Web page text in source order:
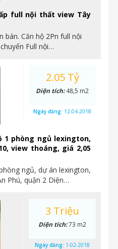
full nội thất view Tây
bán. Căn hộ 2Pn full nội
Full nội…
1 phòng ngủ lexington,
view thoáng, giá 2,05
ngủ, dự án lexington,
Phú, quận 2 Diện…
2.05 Tỷ
Diện tích:48,5 m2
Ngày đăng: 12-04-2018
3 Triệu
Diện tích:73 m2
Ngày đăng: 1-02-2018